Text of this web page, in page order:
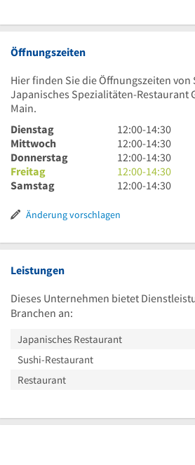
Öffnungszeiten
Hier finden Sie die Öffnungszeiten von
Japanisches Spezialitäten-Restaurant
Main.
Dienstag
12
Uhr
bis
14
Uhr
12:00-14:30
Mittwoch
12
Uhr
bis
14
30
12:00-14:30
Donnerstag
12
Uhr
bis
Uhr
12:00-14:30
Freitag
12
Uhr
14
30
12:00-14:30
Samstag
12
bis
Uhr
12:00-14:30
Änderung vorschlagen
Leistungen
Dieses Unternehmen bietet
Branchen an:
Japanisches Restaurant
Sushi-Restaurant
Restaurant